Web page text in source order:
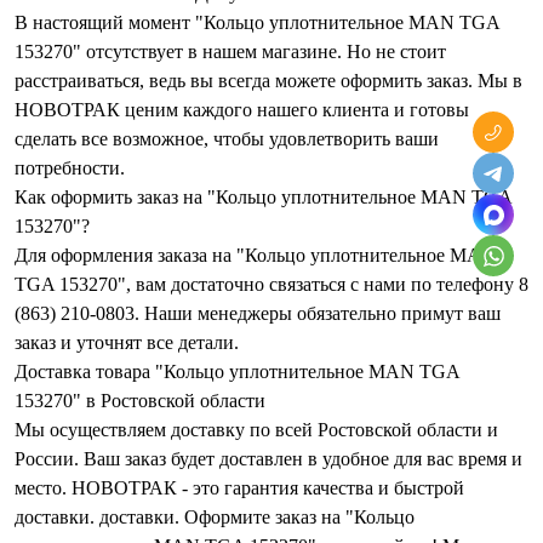
В настоящий момент "Кольцо уплотнительное MAN TGA
153270" отсутствует в нашем магазине. Но не стоит
расстраиваться, ведь вы всегда можете оформить заказ. Мы в
НОВОТРАК ценим каждого нашего клиента и готовы
сделать все возможное, чтобы удовлетворить ваши
потребности.
Как оформить заказ на "Кольцо уплотнительное MAN TGA
153270"?
Для оформления заказа на "Кольцо уплотнительное MAN
TGA 153270", вам достаточно связаться с нами по телефону 8
(863) 210-0803. Наши менеджеры обязательно примут ваш
заказ и уточнят все детали.
Доставка товара "Кольцо уплотнительное MAN TGA
153270" в Ростовской области
Мы осуществляем доставку по всей Ростовской области и
России. Ваш заказ будет доставлен в удобное для вас время и
место. НОВОТРАК - это гарантия качества и быстрой
доставки. доставки. Оформите заказ на "Кольцо